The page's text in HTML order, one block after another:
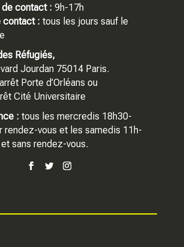
de contact : 9h-17h
contact : tous les jours sauf le
Réfugiés,
Jourdan 75014 Paris.
Porte d’Orléans ou
Cité Universitaire
: tous les mercredis 18h30-
rendez-vous et les samedis 11h-
sans rendez-vous.